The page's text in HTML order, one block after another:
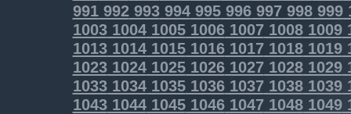
991992993994995996997998999
1003100410051006100710081009
1013101410151016101710181019
1023102410251026102710281029
1033103410351036103710381039
1043104410451046104710481049